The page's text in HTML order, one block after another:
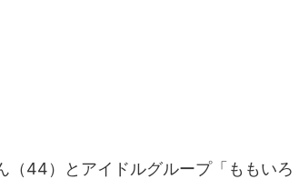
44）とアイドルグループ「ももいろ